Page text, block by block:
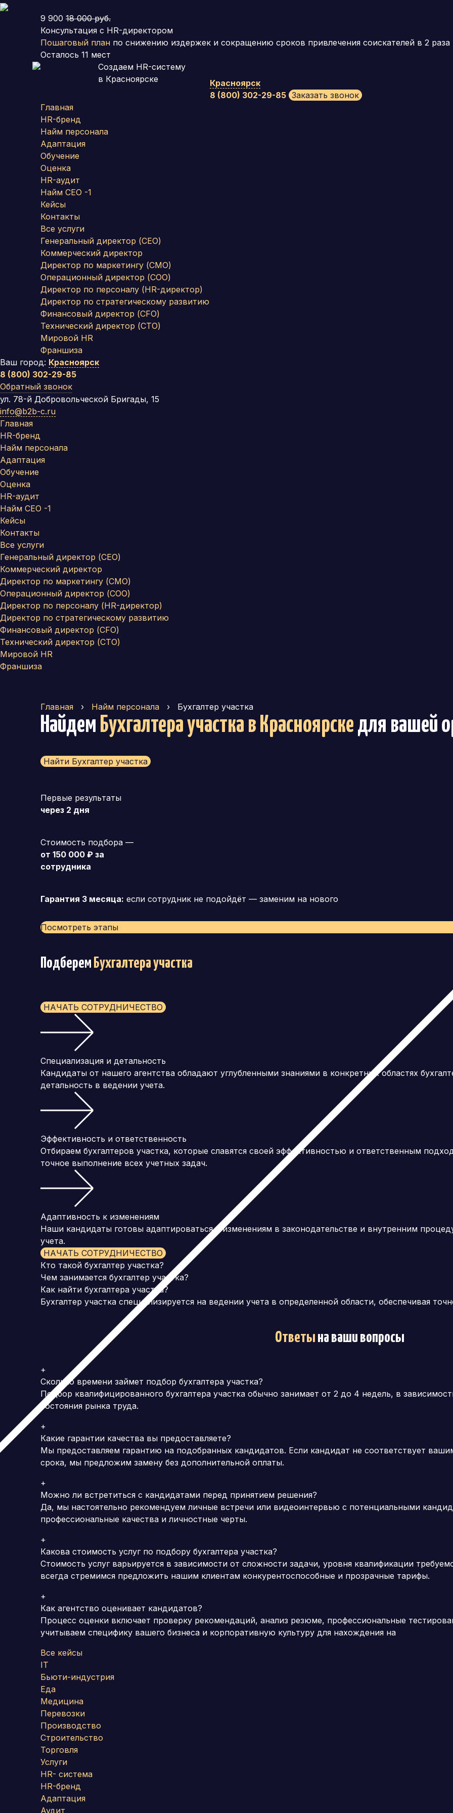
9 900 18 000 руб.
Консультация с HR-директором
Пошаговый план по снижению издержек и сокращению сроков привлечения соискателей в 2 раза
Осталось 11 мест
Создаем HR-систему
в Красноярске
Красноярск
8 (800) 302-29-85 Заказать звонок
Главная
HR-бренд
Найм персонала
Адаптация
Обучение
Оценка
HR-аудит
Найм СЕО -1
Кейсы
Контакты
Все услуги
Генеральный директор (CEO)
Коммерческий директор
Директор по маркетингу (CMO)
Операционный директор (COO)
Директор по персоналу (HR-директор)
Директор по стратегическому развитию
Финансовый директор (CFO)
Технический директор (CTO)
Мировой HR
Франшиза
Ваш город: Красноярск
8 (800) 302-29-85
Обратный звонок
ул. 78-й Добровольческой Бригады, 15
info@b2b-c.ru
Главная
HR-бренд
Найм персонала
Адаптация
Обучение
Оценка
HR-аудит
Найм СЕО -1
Кейсы
Контакты
Все услуги
Генеральный директор (CEO)
Коммерческий директор
Директор по маркетингу (CMO)
Операционный директор (COO)
Директор по персоналу (HR-директор)
Директор по стратегическому развитию
Финансовый директор (CFO)
Технический директор (CTO)
Мировой HR
Франшиза
Главная › Найм персонала › Бухгалтер участка
Найдем Бухгалтера участка в Красноярске для вашей
Найти Бухгалтер участка
Первые результаты
через 2 дня
Стоимость подбора —
от 150 000 ₽ за
сотрудника
Гарантия 3 месяца: если сотрудник не подойдёт — заменим на нового
Посмотреть этапы
Подберем Бухгалтера участка
НАЧАТЬ СОТРУДНИЧЕСТВО
Специализация и детальность
Кандидаты от нашего агентства обладают углубленными знаниями в конкретных областях
детальность в ведении учета.
Эффективность и ответственность
Отбираем бухгалтеров участка, которые славятся своей эффективностью и ответственным
точное выполнение всех учетных задач.
Адаптивность к изменениям
Наши кандидаты готовы адаптироваться к изменениям в законодательстве и внутренним
учета.
НАЧАТЬ СОТРУДНИЧЕСТВО
Кто такой бухгалтер участка?
Чем занимается бухгалтер участка?
Как найти бухгалтера участка?
Бухгалтер участка специализируется на ведении учета в определенной области, обеспечивая
Ответы на ваши вопросы
+
Сколько времени займет подбор бухгалтера участка?
Подбор квалифицированного бухгалтера участка обычно занимает от 2 до 4 недель, в
состояния рынка труда.
+
Какие гарантии качества вы предоставляете?
Мы предоставляем гарантию на подобранных кандидатов. Если кандидат не соответствует
срока, мы предложим замену без дополнительной оплаты.
+
Можно ли встретиться с кандидатами перед принятием решения?
Да, мы настоятельно рекомендуем личные встречи или видеоинтервью с потенциальными
профессиональные качества и личностные черты.
+
Какова стоимость услуг по подбору бухгалтера участка?
Стоимость услуг варьируется в зависимости от сложности задачи, уровня квалификации
всегда стремимся предложить нашим клиентам конкурентоспособные и прозрачные тарифы.
+
Как агентство оценивает кандидатов?
Процесс оценки включает проверку рекомендаций, анализ резюме, профессиональные
учитываем специфику вашего бизнеса и корпоративную культуру для нахождения на
Все кейсы
IT
Бьюти-индустрия
Еда
Медицина
Перевозки
Производство
Строительство
Торговля
Услуги
HR- система
HR-бренд
Адаптация
Аудит